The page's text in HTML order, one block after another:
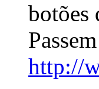
botões
http://